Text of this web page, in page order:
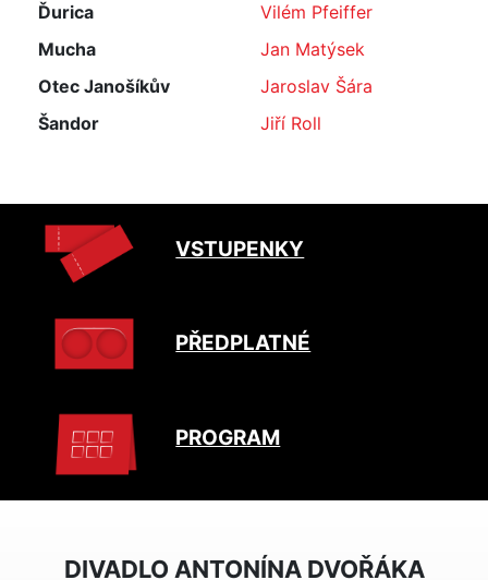
Ďurica
Vilém Pfeiffer
Mucha
Jan Matýsek
Otec Janošíkův
Jaroslav Šára
Šandor
Jiří Roll
VSTUPENKY
PŘEDPLATNÉ
PROGRAM
DIVADLO ANTONÍNA DVOŘÁKA